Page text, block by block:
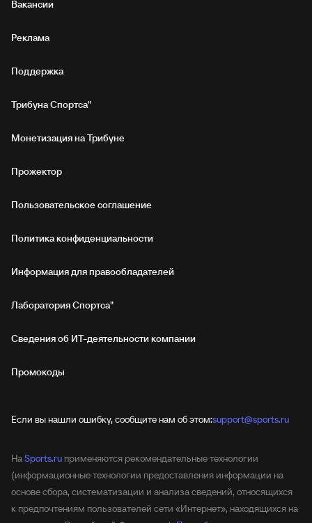
Вакансии
Реклама
Поддержка
Трибуна Спортса"
Монетизация на Трибуне
Прожектор
Пользовательское соглашение
Политика конфиденциальности
Информация для правообладателей
Лаборатория Спортса"
Сведения об ИТ‑деятельности компании
Промокоды
Если вы нашли ошибку, сообщите нам об этом:support@sports.ru
НаSports.ru применяются рекомендательные технологии
(информационные технологии предоставления информации на
основе сбора, систематизации и анализа сведений, относящихся
к предпочтениям пользователей сети «Интернет», находящихся на